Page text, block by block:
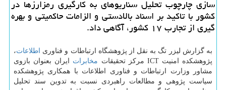
سازی چارچوب تحلیل سناریوهای به كارگیری رمزارزها در
كشور با تاكید بر اسناد بالادستی و الزامات حاكمیتی و بهره
گیری از تجارب ۱۷ كشور، آگاهی داد.
به گزارش لیزر تگ به نقل از پژوهشگاه ارتباطات و فناوری اطلاعات،
پژوهشكده امنیت ICT مركز تحقیقات
مخابرات ایران بعنوان بازوی
مشاور وزارت ارتباطات و فناوری اطلاعات با همكاری پژوهشكده
سیاست پژوهی و مطالعات راهبردی نسبت به تدوین سند تحلیل